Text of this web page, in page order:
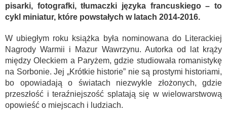
pisarki, fotografki, tłumaczki języka francuskiego – to
cykl miniatur, które powstałych w latach 2014-2016.
W ubiegłym roku książka była nominowana do Literackiej
Nagrody Warmii i Mazur Wawrzynu. Autorka od lat krąży
między Oleckiem a Paryżem, gdzie studiowała romanistykę
na Sorbonie. Jej „Krótkie historie” nie są prostymi historiami,
bo opowiadają o światach niezwykle złożonych, gdzie
przeszłość i teraźniejszość splatają się w wielowarstwową
opowieść o miejscach i ludziach.